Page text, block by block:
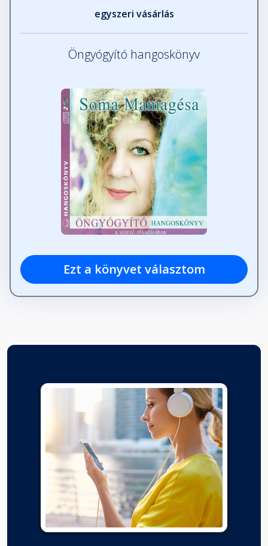
egyszeri vásárlás
Öngyógyító hangoskönyv
Ezt a könyvet választom